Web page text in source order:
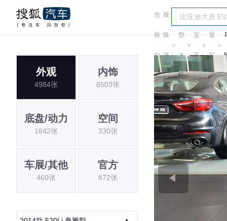
当
前
位
置:
搜
狐
汽
车
＞
车
型
大
全
＞
宝
马
＞
华
晨
宝
马
＞
5
外观
4984张
内饰
8503张
底盘/动力
1642张
空间
330张
车展/其他
460张
官方
872张